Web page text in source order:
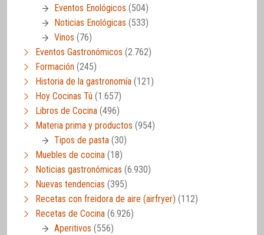
Eventos Enológicos (504)
Noticias Enológicas (533)
Vinos (76)
Eventos Gastronómicos (2.762)
Formación (245)
Historia de la gastronomía (121)
Hoy Cocinas Tú (1.657)
Libros de Cocina (496)
Materia prima y productos (954)
Tipos de pasta (30)
Muebles de cocina (18)
Noticias gastronómicas (6.930)
Nuevas tendencias (395)
Recetas con freidora de aire (airfryer) (112)
Recetas de Cocina (6.926)
Aperitivos (556)